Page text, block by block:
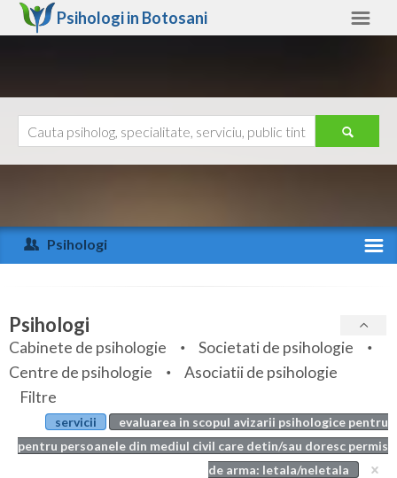
Psihologi in Botosani
Arad
Arges
Bihor
Bistrita-Nasaud
Botosani
Braila
Ajutor
Psihologi
Specialitati
Servicii
Articole
Evenimente
Psihologi
Cabinete de psihologie
Societati de psihologie
Centre de psihologie
Asociatii de psihologie
Filtre
servicii
evaluarea in scopul avizarii psihologice pentru
pentru persoanele din mediul civil care detin/sau doresc permis
de arma: letala/neletala